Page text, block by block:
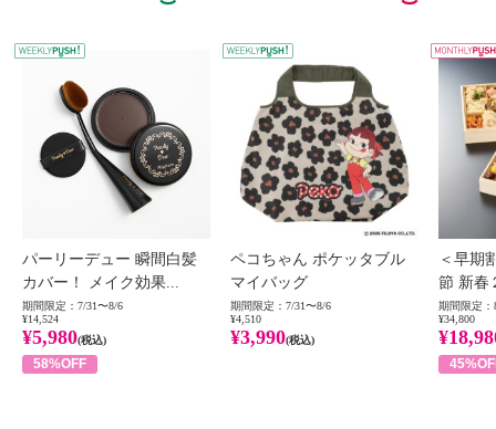
WEEKLY PUSH
パーリーデュー 瞬間白髪
カバー！ メイク効果...
期間限定：7/31〜8/6
¥14,524
¥5,980(税込)
58%OFF
ペコちゃん ポケッタブル
マイバッグ
期間限定：7/31〜8/6
¥4,510
¥3,990(税込)
＜早期
節 新春
期間限定：
¥34,800